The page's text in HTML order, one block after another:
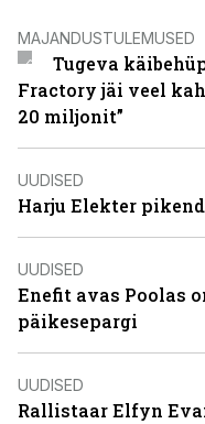
MAJANDUSTULEMUSED
Tugeva
Fractory jäi veel
20 miljonit”
UUDISED
Harju Elekter
UUDISED
Enefit avas Poolas
päikesepargi
UUDISED
Rallistaar Elfyn